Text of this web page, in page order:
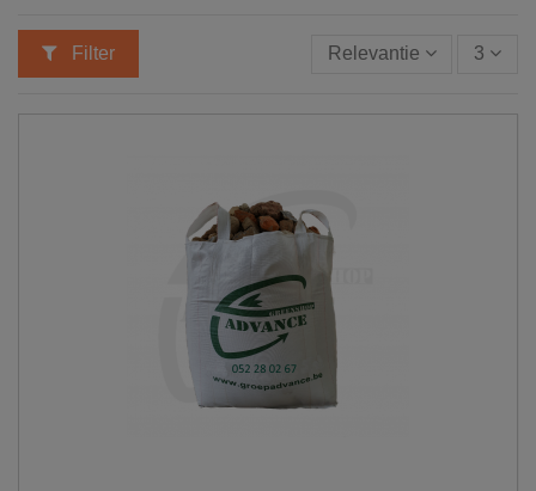
Filter Relevantie 3